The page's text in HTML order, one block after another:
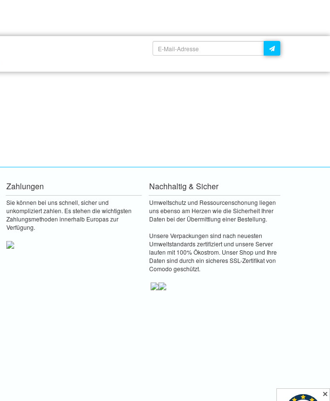
Zahlungen
Sie können bei uns schnell, sicher und
unkompliziert zahlen. Es stehen die wichtigsten
Zahlungsmethoden innerhalb Europas zur
Verfügung.
Nachhaltig & Sicher
Umweltschutz und Ressourcenschonung liegen
uns ebenso am Herzen wie die Sicherheit Ihrer
Daten bei der Übermittlung einer Bestellung.
Unsere Verpackungen sind nach neuesten
Umweltstandards zertifiziert und unsere Server
laufen mit 100% Ökostrom. Unser Shop und Ihre
Daten sind durch ein sicheres SSL-Zertifikat von
Comodo geschützt.
✕